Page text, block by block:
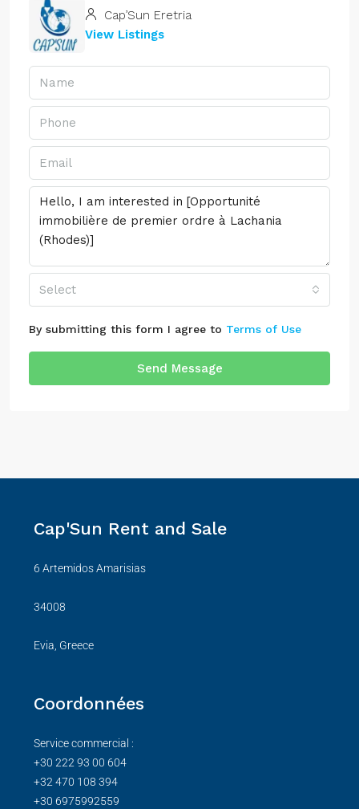
Cap’Sun Eretria
View Listings
Select
By submitting this form I agree to Terms of Use
Send Message
Cap'Sun Rent and Sale
6 Artemidos Amarisias
34008
Evia, Greece
Coordonnées
Service commercial :
+30 222 93 00 604
+32 470 108 394
+30 6975992559